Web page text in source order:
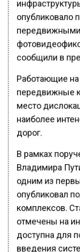
опубликовало
сообщили в
Работающие
передвижные
место
наиболее
дорог.
В рамках
Владимира
одним из
опубликовал
комплексов.
отмечены на
доступна для
введения